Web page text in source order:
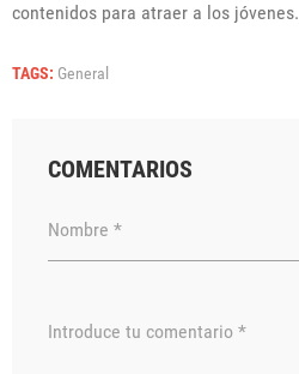
contenidos para atraer a los jóvenes.
TAGS: General
COMENTARIOS
Nombre *
Introduce tu comentario *